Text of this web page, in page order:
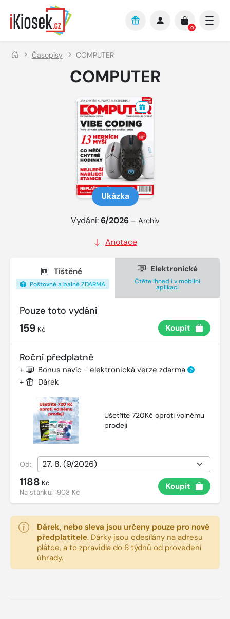
Přejít na hlavní obsah
0
Časopisy COMPUTER
COMPUTER
Ukázka
Vydání:6/2026 – Archiv
Anotace
Tištěné
Poštovné a balné ZDARMA
Elektronické
Čtěte ihned i v mobilní
aplikaci
Pouze toto vydání
159 Kč Koupit
Roční předplatné
+ Bonus navíc - elektronická verze zdarma ?
+ Dárek
Ušetříte 720Kč oproti volnému
prodeji
Od:
1188 Kč
Na stánku:1908 Kč
Koupit
Dárek, nebo sleva jsou určeny pouze pro nové
předplatitele. Dárky jsou odesílány na adresu
plátce, a to zpravidla do 6 týdnů od provedení
úhrady.